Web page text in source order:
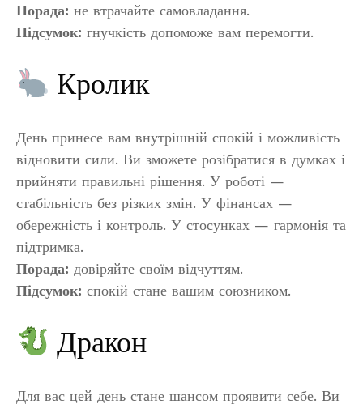
Порада: не втрачайте самовладання.
Підсумок: гнучкість допоможе вам перемогти.
Кролик
День принесе вам внутрішній спокій і можливість
відновити сили. Ви зможете розібратися в думках і
прийняти правильні рішення. У роботі —
стабільність без різких змін. У фінансах —
обережність і контроль. У стосунках — гармонія та
підтримка.
Порада: довіряйте своїм відчуттям.
Підсумок: спокій стане вашим союзником.
Дракон
Для вас цей день стане шансом проявити себе. Ви